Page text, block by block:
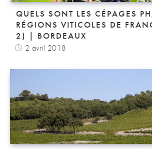
QUELS SONT LES CÉPAGES
RÉGIONS VITICOLES DE
2) | BORDEAUX
2 avril 2018